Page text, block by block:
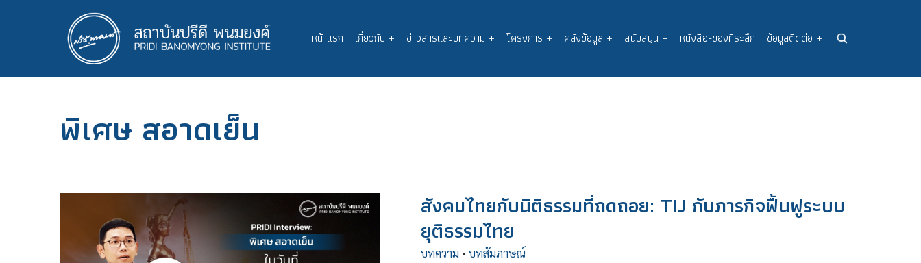
Main
navigation
หน้าแรก เกี่ยวกับ + ข่าวสารและบทความ + โครงการ + คลังข้อมูล + สนับสนุน + หนังสือ-ของที่ระลึก ข้อมูลติดต่อ +
พิเศษ สอาดเย็น
สังคมไทยกับนิติธรรมที่ถดถอย: TIJ กับภารกิจฟื้นฟูระบบ
ยุติธรรมไทย
บทความ • บทสัมภาษณ์